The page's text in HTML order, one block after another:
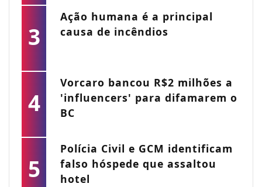
3
Ação humana é a principal
causa de incêndios
4
Vorcaro bancou R$2 milhões a
'influencers' para difamarem o
BC
5
Polícia Civil e GCM identificam
falso hóspede que assaltou
hotel